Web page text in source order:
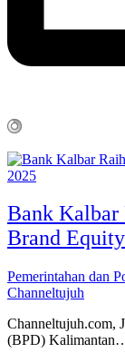
Bank Kalbar
Brand
Pemerintahan dan
Channeltujuh
Channeltujuh.com,
(BPD)